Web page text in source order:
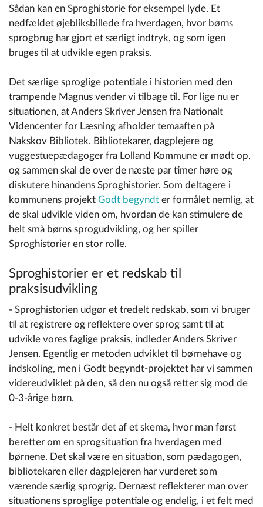
Sådan kan en Sproghistorie for eksempel lyde. Et
nedfældet øjebliksbillede fra hverdagen, hvor børns
sprogbrug har gjort et særligt indtryk, og som igen
bruges til at udvikle egen praksis.
Det særlige sproglige potentiale i historien med den
trampende Magnus vender vi tilbage til. For lige nu er
situationen, at Anders Skriver Jensen fra Nationalt
Videncenter for Læsning afholder temaaften på
Nakskov Bibliotek. Bibliotekarer, dagplejere og
vuggestuepædagoger fra Lolland Kommune er mødt op,
og sammen skal de over de næste par timer høre og
diskutere hinandens Sproghistorier. Som deltagere i
kommunens projekt Godt begyndt er formålet nemlig, at
de skal udvikle viden om, hvordan de kan stimulere de
helt små børns sprogudvikling, og her spiller
Sproghistorier en stor rolle.
Sproghistorier er et redskab til
praksisudvikling
- Sproghistorien udgør et tredelt redskab, som vi bruger
til at registrere og reflektere over sprog samt til at
udvikle vores faglige praksis, indleder Anders Skriver
Jensen. Egentlig er metoden udviklet til børnehave og
indskoling, men i Godt begyndt-projektet har vi sammen
videreudviklet på den, så den nu også retter sig mod de
0-3-årige børn.
- Helt konkret består det af et skema, hvor man først
beretter om en sprogsituation fra hverdagen med
børnene. Det skal være en situation, som pædagogen,
bibliotekaren eller dagplejeren har vurderet som
værende særlig sprogrig. Dernæst reflekterer man over
situationens sproglige potentiale og endelig, i et felt med